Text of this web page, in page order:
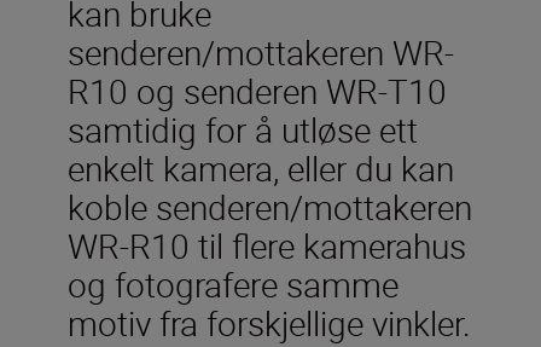
kan bruke
senderen/mottakeren WR-
R10 og senderen WR-T10
samtidig for å utløse ett
enkelt kamera, eller du kan
koble senderen/mottakeren
WR-R10 til flere kamerahus
og fotografere samme
motiv fra forskjellige vinkler.